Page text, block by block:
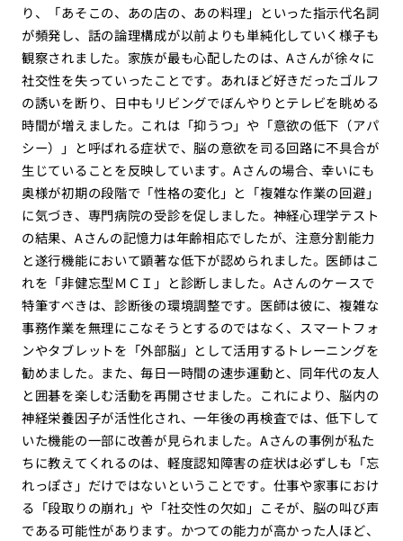
り、「あそこの、あの店の、あの料理」といった指示代名詞
が頻発し、話の論理構成が以前よりも単純化していく様子も
観察されました。家族が最も心配したのは、Aさんが徐々に
社交性を失っていったことです。あれほど好きだったゴルフ
の誘いを断り、日中もリビングでぼんやりとテレビを眺める
時間が増えました。これは「抑うつ」や「意欲の低下（アパ
シー）」と呼ばれる症状で、脳の意欲を司る回路に不具合が
生じていることを反映しています。Aさんの場合、幸いにも
奥様が初期の段階で「性格の変化」と「複雑な作業の回避」
に気づき、専門病院の受診を促しました。神経心理学テスト
の結果、Aさんの記憶力は年齢相応でしたが、注意分割能力
と遂行機能において顕著な低下が認められました。医師はこ
れを「非健忘型ＭＣＩ」と診断しました。Aさんのケースで
特筆すべきは、診断後の環境調整です。医師は彼に、複雑な
事務作業を無理にこなそうとするのではなく、スマートフォ
ンやタブレットを「外部脳」として活用するトレーニングを
勧めました。また、毎日一時間の速歩運動と、同年代の友人
と囲碁を楽しむ活動を再開させました。これにより、脳内の
神経栄養因子が活性化され、一年後の再検査では、低下して
いた機能の一部に改善が見られました。Aさんの事例が私た
ちに教えてくれるのは、軽度認知障害の症状は必ずしも「忘
れっぽさ」だけではないということです。仕事や家事におけ
る「段取りの崩れ」や「社交性の欠如」こそが、脳の叫び声
である可能性があります。かつての能力が高かった人ほど、